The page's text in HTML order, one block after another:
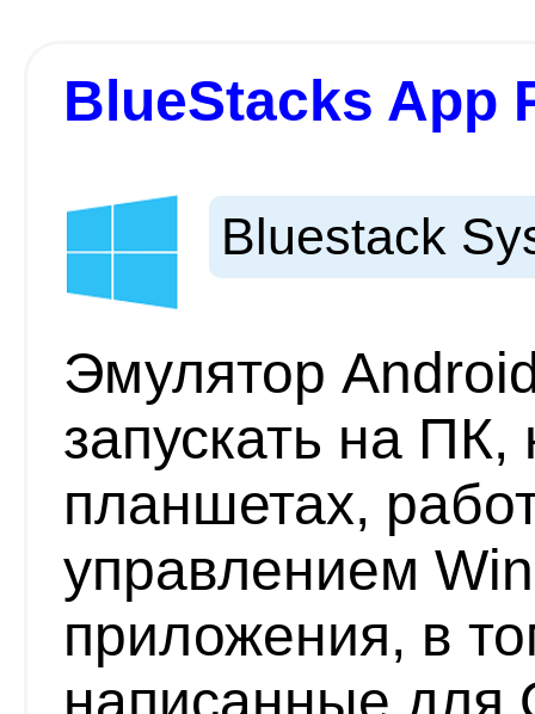
BlueStacks App
Bluestack
Эмулятор
запускать на ПК,
планшетах,
управлением
приложения, в